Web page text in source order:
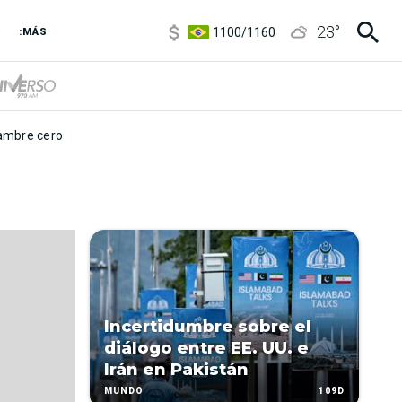
:MÁS
1100/1160
23°
cero
Incertidumbre sobre el
diálogo entre EE. UU. e
Irán en Pakistán
MUNDO 109D